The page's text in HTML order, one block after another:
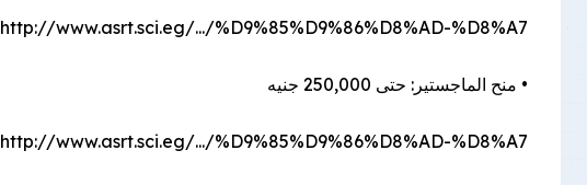
http://www.asrt.sci.eg/.../%D9%85%D9%86%D8%AD-%D8%A7.../...
• منح الماجستير: حتى 250,000 جنيه
http://www.asrt.sci.eg/.../%D9%85%D9%86%D8%AD-%D8%A7.../...